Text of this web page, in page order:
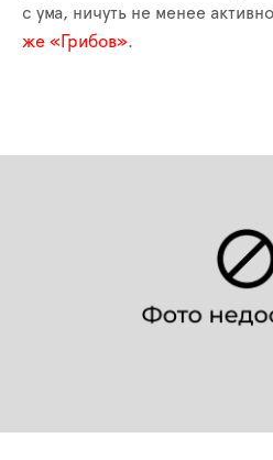
с ума, ничуть не менее
же «Грибов».